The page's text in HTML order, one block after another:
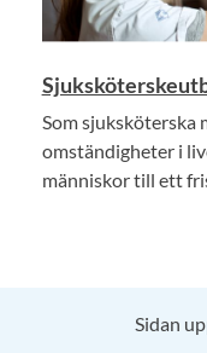
Som sjuksköterska
omständigheter i
människor till ett
Sidan